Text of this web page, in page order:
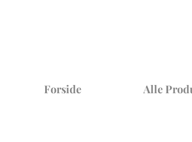
Forside Alle